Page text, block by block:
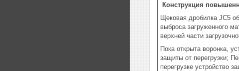
Конструкция
Щековая дробилка JC5
выброса загруженного
верхней части
Пока открыта воронка,
защиты от перегрузки;
перегрузке устройство